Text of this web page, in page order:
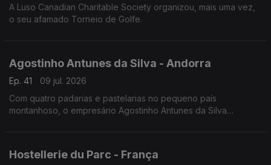
A Luso Canadian Charitable Society organizou, mais uma vez,
o seu afamado Torneio de Golfe.
Agostinho Antunes da Silva - Andorra
Ep. 41
09 jul. 2026
Com quatro padarias e pastelarias no pequeno país
montanhoso, o empresário Agostinho Antunes da Silva
Hostellerie du Parc - França